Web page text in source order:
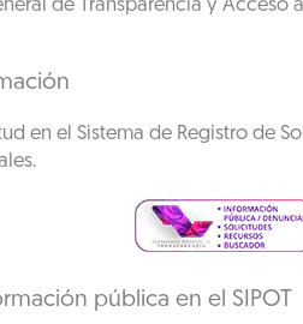
de Transparencia y Acceso
en el Sistema de Registro de
pública en el SIPOT